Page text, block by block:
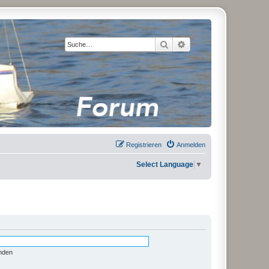
Suche Erweiterte Suche
Anmelden
Registrieren
Select Language ▼